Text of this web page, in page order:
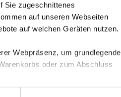
Sie zugeschnittenes
auf unseren Webseiten
auf welchen Geräten nutzen.
Webpräsenz, um grundlegende
oder zum Abschluss
Weniger Details